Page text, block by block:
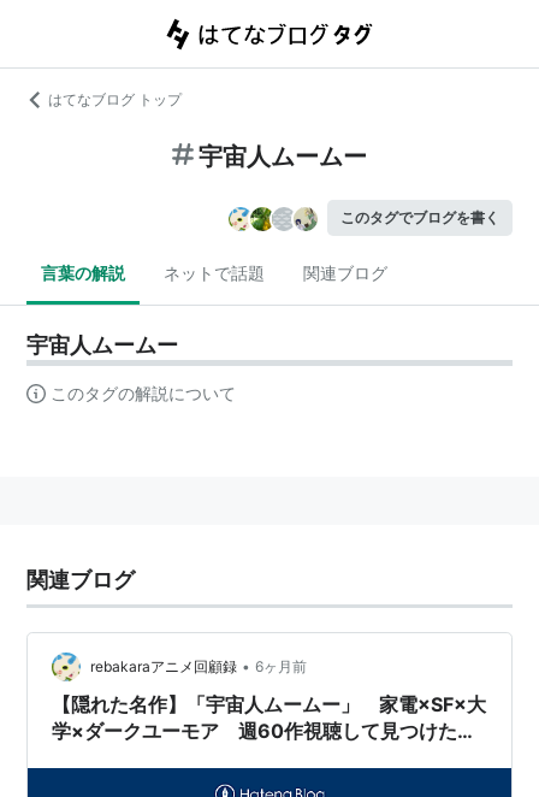
はてなブログ トップ
宇宙人ムームー
このタグでブログを書く
言葉の解説 ネットで話題 関連ブログ
宇宙人ムームー
このタグの解説について
関連ブログ
rebakaraアニメ回顧録 • 6ヶ月前
【隠れた名作】「宇宙人ムームー」 家電×SF×大
学×ダークユーモア 週60作視聴して見つけたダ